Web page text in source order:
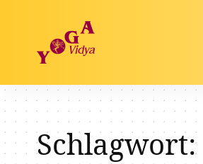
Schlagwort: